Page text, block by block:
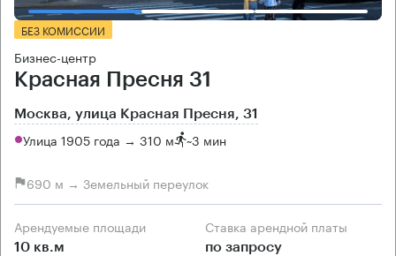
БЕЗ КОМИССИИ
Бизнес-центр
Красная Пресня 31
Москва, улица Красная Пресня, 31
Улица 1905 года → 310 м ~3 мин
690 м → Земельный переулок
Арендуемые площади
10 кв.м
Ставка арендной платы
по запросу